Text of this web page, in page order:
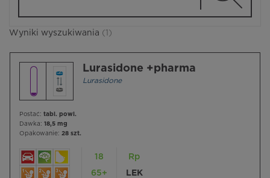
Wyniki wyszukiwania (1)
Lurasidone +pharma
Lurasidone
Postać: tabl. powl.
Dawka: 18,5 mg
Opakowanie: 28 szt.
18
65+
Rp
LEK